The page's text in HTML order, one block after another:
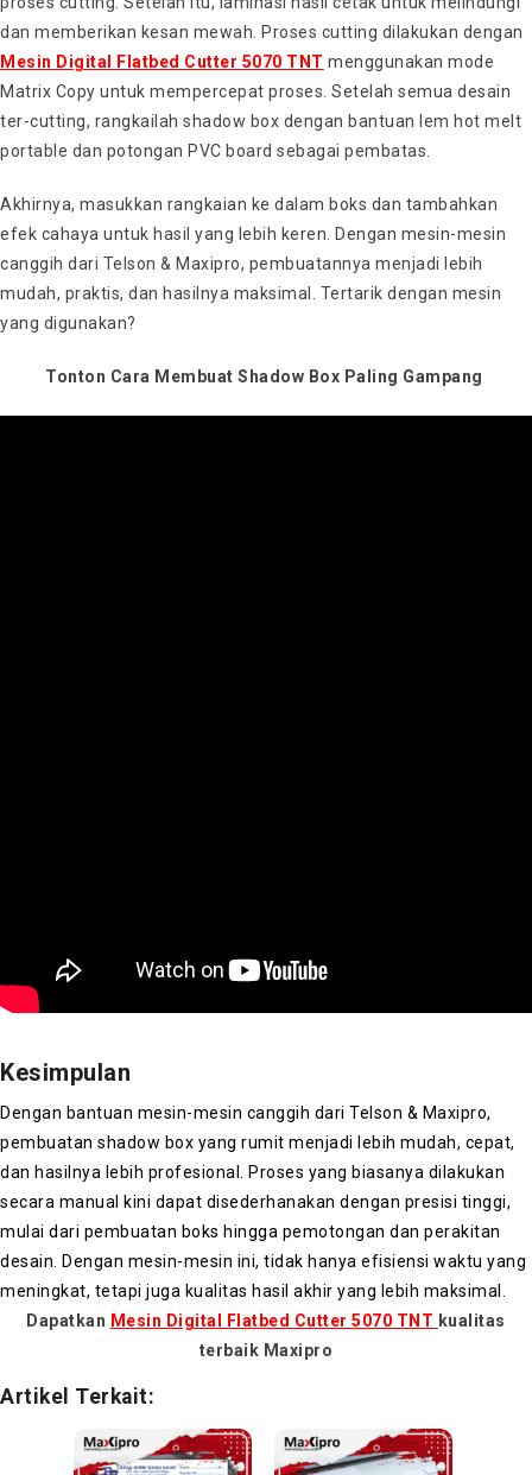
dan memberikan kesan mewah. Proses cutting dilakukan dengan
Mesin Digital Flatbed Cutter 5070 TNT menggunakan mode
Matrix Copy untuk mempercepat proses. Setelah semua desain
ter-cutting, rangkailah shadow box dengan bantuan lem hot melt
portable dan potongan PVC board sebagai pembatas.
Akhirnya, masukkan rangkaian ke dalam boks dan tambahkan
efek cahaya untuk hasil yang lebih keren. Dengan mesin-mesin
canggih dari Telson & Maxipro, pembuatannya menjadi lebih
mudah, praktis, dan hasilnya maksimal. Tertarik dengan mesin
yang digunakan?
Tonton Cara Membuat Shadow Box Paling Gampang
Kesimpulan
Dengan bantuan mesin-mesin canggih dari Telson & Maxipro,
pembuatan shadow box yang rumit menjadi lebih mudah, cepat,
dan hasilnya lebih profesional. Proses yang biasanya dilakukan
secara manual kini dapat disederhanakan dengan presisi tinggi,
mulai dari pembuatan boks hingga pemotongan dan perakitan
desain. Dengan mesin-mesin ini, tidak hanya efisiensi waktu yang
meningkat, tetapi juga kualitas hasil akhir yang lebih maksimal.
Dapatkan Mesin Digital Flatbed Cutter 5070 TNT kualitas
terbaik Maxipro
Artikel Terkait: